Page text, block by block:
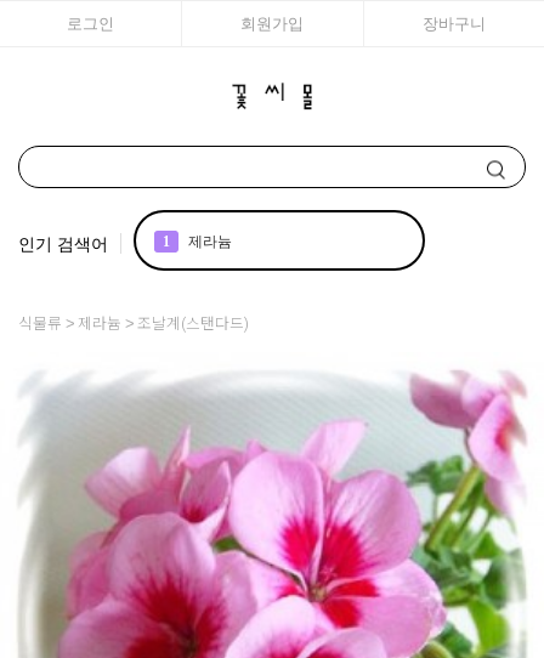
로그인 회원가입 장바구니
인기 검색어 2 국화
꽃씨
장미
리갈 제라늄
접시꽃
식물류 제라늄 조날계(스탠다드)